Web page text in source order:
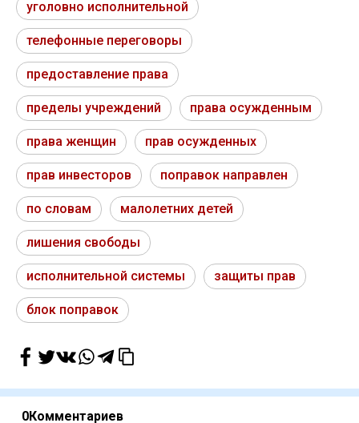
уголовно исполнительной
телефонные переговоры
предоставление права
пределы учреждений права осужденным
права женщин прав осужденных
прав инвесторов поправок направлен
по словам малолетних детей
лишения свободы
исполнительной системы защиты прав
блок поправок
0Комментариев